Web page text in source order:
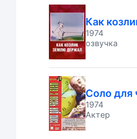
Как
1974
озвучка
Соло для
1974
Актер